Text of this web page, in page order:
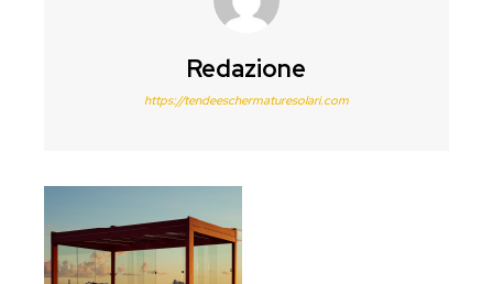
Redazione
https://tendeeschermaturesolari.com